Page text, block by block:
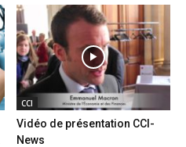
CCI
Vidéo de présentation CCI-
News